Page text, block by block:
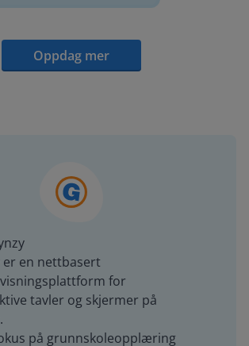
Oppdag mer
er en nettbasert
for
tavler og skjermer på
på grunnskoleopplæring